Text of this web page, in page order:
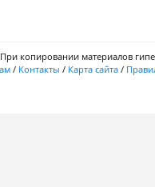
копировании материалов
/ Контакты / Карта сайта /